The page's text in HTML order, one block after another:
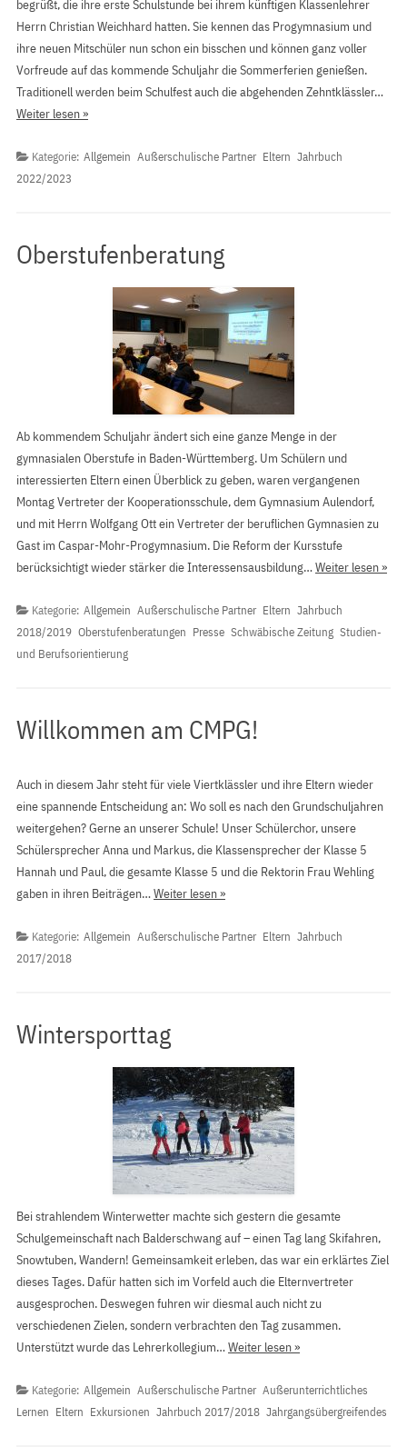
begrüßt, die ihre erste Schulstunde bei ihrem künftigen Klassenlehrer
Herrn Christian Weichhard hatten. Sie kennen das Progymnasium und
ihre neuen Mitschüler nun schon ein bisschen und können ganz voller
Vorfreude auf das kommende Schuljahr die Sommerferien genießen.
Traditionell werden beim Schulfest auch die abgehenden Zehntklässler…
Weiter lesen »
Kategorie: Allgemein Außerschulische Partner Eltern Jahrbuch
2022/2023
Oberstufenberatung
Ab kommendem Schuljahr ändert sich eine ganze Menge in der
gymnasialen Oberstufe in Baden-Württemberg. Um Schülern und
interessierten Eltern einen Überblick zu geben, waren vergangenen
Montag Vertreter der Kooperationsschule, dem Gymnasium Aulendorf,
und mit Herrn Wolfgang Ott ein Vertreter der beruflichen Gymnasien zu
Gast im Caspar-Mohr-Progymnasium. Die Reform der Kursstufe
berücksichtigt wieder stärker die Interessensausbildung…Weiter lesen »
Kategorie: Allgemein Außerschulische Partner Eltern Jahrbuch
2018/2019 Oberstufenberatungen Presse Schwäbische Zeitung Studien-
und Berufsorientierung
Willkommen am CMPG!
Auch in diesem Jahr steht für viele Viertklässler und ihre Eltern wieder
eine spannende Entscheidung an: Wo soll es nach den Grundschuljahren
weitergehen? Gerne an unserer Schule! Unser Schülerchor, unsere
Schülersprecher Anna und Markus, die Klassensprecher der Klasse 5
Hannah und Paul, die gesamte Klasse 5 und die Rektorin Frau Wehling
gaben in ihren Beiträgen…Weiter lesen »
Kategorie: Allgemein Außerschulische Partner Eltern Jahrbuch
2017/2018
Wintersporttag
Bei strahlendem Winterwetter machte sich gestern die gesamte
Schulgemeinschaft nach Balderschwang auf – einen Tag lang Skifahren,
Snowtuben, Wandern! Gemeinsamkeit erleben, das war ein erklärtes Ziel
dieses Tages. Dafür hatten sich im Vorfeld auch die Elternvertreter
ausgesprochen. Deswegen fuhren wir diesmal auch nicht zu
verschiedenen Zielen, sondern verbrachten den Tag zusammen.
Unterstützt wurde das Lehrerkollegium…Weiter lesen »
Kategorie: Allgemein Außerschulische Partner Außerunterrichtliches
Lernen Eltern Exkursionen Jahrbuch 2017/2018 Jahrgangsübergreifendes